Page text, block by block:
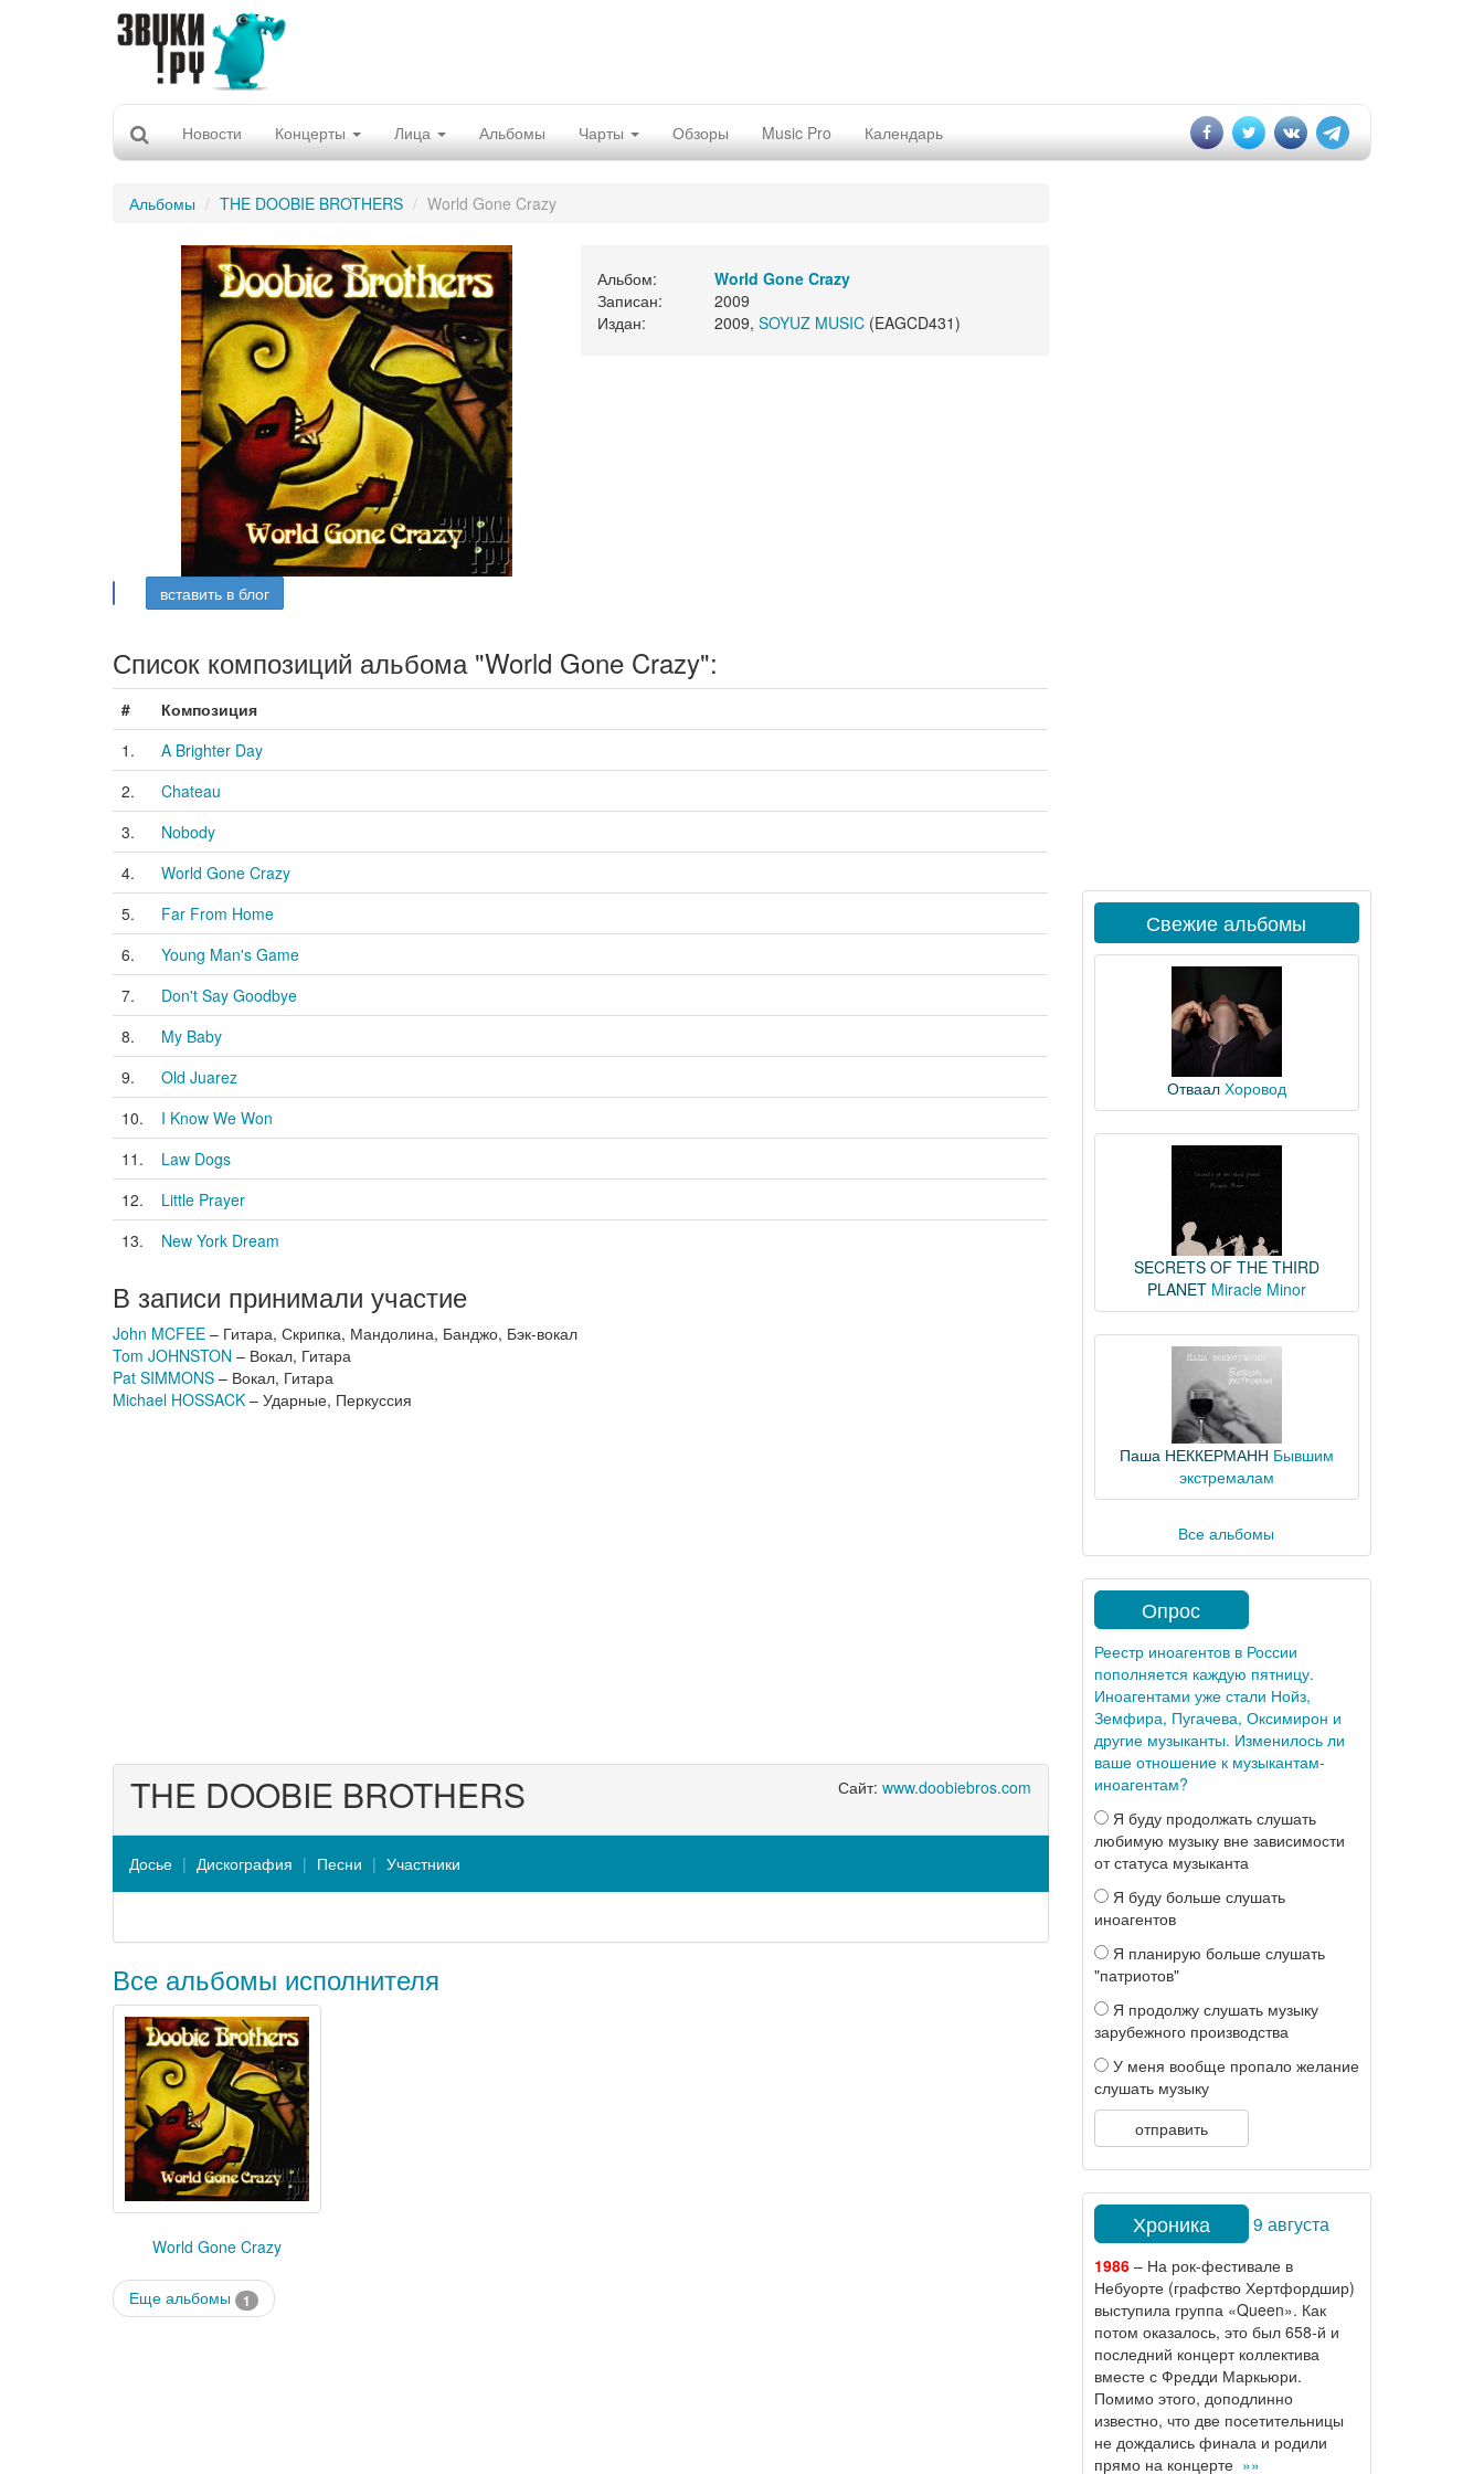
Новости Концерты Лица Альбомы Чарты Обзоры Music Pro Календарь
Альбомы THE DOOBIE BROTHERS World Gone Crazy
Альбом:
World Gone Crazy
Записан:
2009
Издан:
2009, SOYUZ MUSIC(EAGCD431)
вставить в блог
Список композиций альбома "World Gone Crazy":
#
Композиция
1.
A Brighter Day
2.
Chateau
3.
Nobody
4.
World Gone Crazy
5.
Far From Home
6.
Young Man's Game
7.
Don't Say Goodbye
8.
My Baby
9.
Old Juarez
10.
I Know We Won
11.
Law Dogs
12.
Little Prayer
13.
New York Dream
В записи принимали участие
John MCFEE – Гитара, Скрипка, Мандолина, Банджо, Бэк-вокал
Tom JOHNSTON – Вокал, Гитара
Pat SIMMONS – Вокал, Гитара
Michael HOSSACK – Ударные, Перкуссия
Сайт: www.doobiebros.com
THE DOOBIE BROTHERS
Досье Дискография Песни Участники
Все альбомы исполнителя
World Gone Crazy
Еще альбомы 1
Свежие альбомы
Отваал Хоровод
SECRETS OF THE THIRD
PLANET Miracle Minor
Паша НЕККЕРМАНН Бывшим
экстремалам
Все альбомы
Опрос
Реестр иноагентов в России
пополняется каждую пятницу.
Иноагентами уже стали Нойз,
Земфира, Пугачева, Оксимирон и
другие музыканты. Изменилось ли
ваше отношение к музыкантам-
иноагентам?
Я буду продолжать слушать
любимую музыку вне зависимости
от статуса музыканта
Я буду больше слушать
иноагентов
Я планирую больше слушать
"патриотов"
Я продолжу слушать музыку
зарубежного производства
У меня вообще пропало желание
слушать музыку
отправить
Хроника 9 августа
1986– На рок-фестивале в
Небуорте (графство Хертфордшир)
выступила группа «Queen». Как
потом оказалось, это был 658-й и
последний концерт коллектива
вместе с Фредди Маркьюри.
Помимо этого, доподлинно
известно, что две посетительницы
не дождались финала и родили
прямо на концерте »»